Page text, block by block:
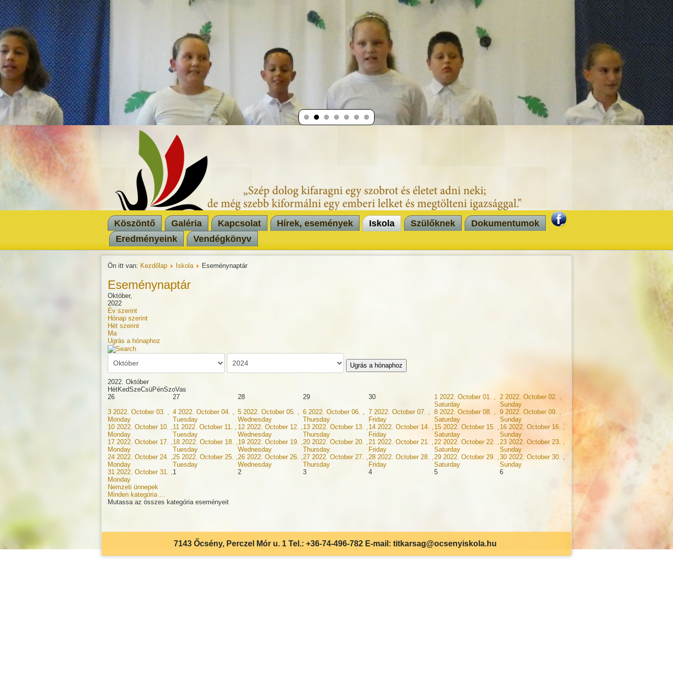
Köszöntő Galéria Kapcsolat Hírek, események Iskola Szülőknek
Dokumentumok
Eredményeink
Vendégkönyv
Ön itt van: Kezdőlap Iskola Eseménynaptár
Eseménynaptár
Október,
2022
Év szerint
Hónap szerint
Hét szerint
Ma
Ugrás a hónaphoz
Ugrás a hónaphoz
2022. Október
HétKedSzeCsüPénSzoVas
26
27 28 29 30 1 2022. October 01. ,
Saturday
2 2022. October 02. ,
Sunday
3 2022. October 03. ,
Monday
4 2022. October 04. ,
Tuesday
5 2022. October 05. ,
Wednesday
6 2022. October 06. ,
Thursday
7 2022. October 07. ,
Friday
8 2022. October 08. ,
Saturday
9 2022. October 09. ,
Sunday
10 2022. October 10. ,
Monday
11 2022. October 11. ,
Tuesday
12 2022. October 12. ,
Wednesday
13 2022. October 13. ,
Thursday
14 2022. October 14. ,
Friday
15 2022. October 15. ,
Saturday
16 2022. October 16. ,
Sunday
17 2022. October 17. ,
Monday
18 2022. October 18. ,
Tuesday
19 2022. October 19. ,
Wednesday
20 2022. October 20. ,
Thursday
21 2022. October 21. ,
Friday
22 2022. October 22. ,
Saturday
23 2022. October 23. ,
Sunday
24 2022. October 24. ,
Monday
25 2022. October 25. ,
Tuesday
26 2022. October 26. ,
Wednesday
27 2022. October 27. ,
Thursday
28 2022. October 28. ,
Friday
29 2022. October 29. ,
Saturday
30 2022. October 30. ,
Sunday
31 2022. October 31. ,
Monday
1 2 3 4 5
6
Nemzeti ünnepek
Minden kategória ...
Mutassa az összes kategória eseményeit
7143 Őcsény, Perczel Mór u. 1 Tel.: +36-74-496-782 E-mail: titkarsag@ocsenyiskola.hu